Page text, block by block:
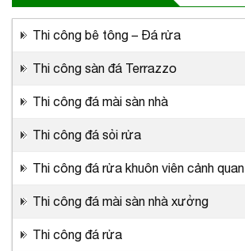
Thi công bê tông – Đá rửa
Thi công sàn đá Terrazzo
Thi công đá mài sàn nhà
Thi công đá sỏi rửa
Thi công đá rửa khuôn viên cảnh quan
Thi công đá mài sàn nhà xưởng
Thi công đá rửa